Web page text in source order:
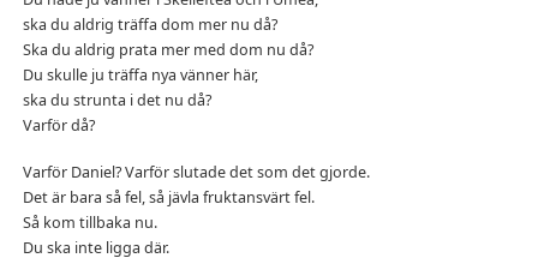
ska du aldrig träffa dom mer nu då?
Ska du aldrig prata mer med dom nu då?
Du skulle ju träffa nya vänner här,
ska du strunta i det nu då?
Varför då?
Varför Daniel? Varför slutade det som det gjorde.
Det är bara så fel, så jävla fruktansvärt fel.
Så kom tillbaka nu.
Du ska inte ligga där.